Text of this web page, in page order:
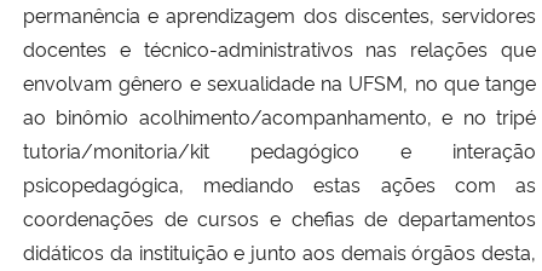
permanência e aprendizagem dos discentes, servidores
docentes e técnico-administrativos nas relações que
envolvam gênero e sexualidade na UFSM, no que tange
ao binômio acolhimento/acompanhamento, e no tripé
tutoria/monitoria/kit pedagógico e interação
psicopedagógica, mediando estas ações com as
coordenações de cursos e chefias de departamentos
didáticos da instituição e junto aos demais órgãos desta,